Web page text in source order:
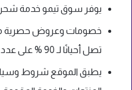
يوفر سوق تيمو خدمة شحن
خصومات وعروض حصرية
تصل أحيانًا لـ 90 % على عدد متنوع من المنتجات.
يطبق الموقع شروط